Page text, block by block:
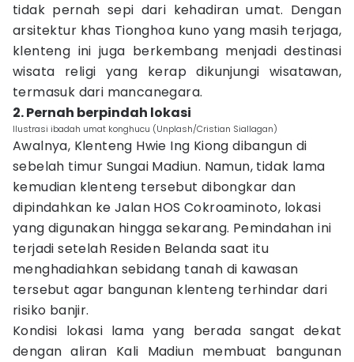
tidak pernah sepi dari kehadiran umat. Dengan
arsitektur khas Tionghoa kuno yang masih terjaga,
klenteng ini juga berkembang menjadi destinasi
wisata religi yang kerap dikunjungi wisatawan,
termasuk dari mancanegara.
2. Pernah berpindah lokasi
Ilustrasi ibadah umat konghucu (Unplash/Cristian Siallagan)
Awalnya, Klenteng Hwie Ing Kiong dibangun di
sebelah timur Sungai Madiun. Namun, tidak lama
kemudian klenteng tersebut dibongkar dan
dipindahkan ke Jalan HOS Cokroaminoto, lokasi
yang digunakan hingga sekarang. Pemindahan ini
terjadi setelah Residen Belanda saat itu
menghadiahkan sebidang tanah di kawasan
tersebut agar bangunan klenteng terhindar dari
risiko banjir.
Kondisi lokasi lama yang berada sangat dekat
dengan aliran Kali Madiun membuat bangunan